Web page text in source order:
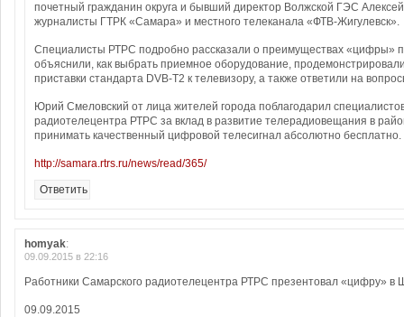
почетный гражданин округа и бывший директор Волжской ГЭС
журналисты ГТРК «Самара» и местного телеканала «ФТВ-Жигулевск».
Специалисты РТРС подробно рассказали о преимуществах «цифры»
объяснили, как выбрать приемное оборудование,
приставки стандарта DVB-T2 к телевизору, а также ответили на
Юрий Смеловский от лица жителей города поблагодарил
радиотелецентра РТРС за вклад в развитие телерадиовещания в
принимать качественный цифровой телесигнал абсолютно бесплатно.
http://samara.rtrs.ru/news/read/365/
Ответить
homyak:
09.09.2015 в 22:16
Работники Самарского радиотелецентра РТРС презентовал «цифру» в
09.09.2015